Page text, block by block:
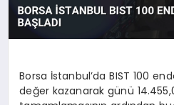
GÜNDEM
Borsa İstanbul’da BIST 100
değer kazanarak günü